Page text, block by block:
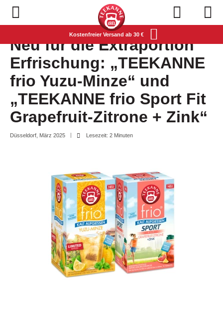
Navigation öffnen
Kostenfreier Versand ab 30 €
Neu für die Extraportion
Erfrischung: „TEEKANNE
frio Yuzu-Minze“ und
„TEEKANNE frio Sport Fit
Grapefruit-Zitrone + Zink“
Düsseldorf, März 2025 Lesezeit: 2 Minuten